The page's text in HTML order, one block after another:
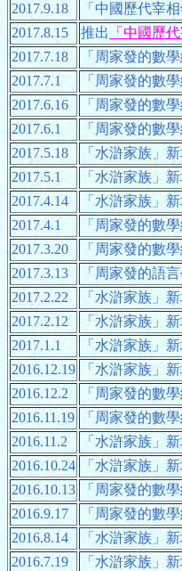
2017.9.18
「中國歷代宰
2017.8.15
推出「中國歷
2017.7.18
「周家發的數
2017.7.1
「周家發的數
2017.6.16
「周家發的數
2017.6.1
「周家發的數
2017.5.18
「水滸家族」
2017.5.1
「水滸家族」
2017.4.14
「水滸家族」
2017.4.1
「周家發的數
2017.3.20
「周家發的數
2017.3.13
「周家發的語
2017.2.22
「水滸家族」
2017.2.12
「水滸家族」
2017.1.1
「水滸家族」
2016.12.19 「水滸家族」
2016.12.2
「周家發的數
2016.11.19 「周家發的數
2016.11.2
「水滸家族」
2016.10.24 「水滸家族」
2016.10.13 「周家發的數
2016.9.17
「周家發的數
2016.8.14
「水滸家族」
2016.7.19
「水滸家族」